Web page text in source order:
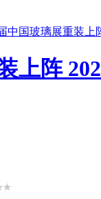
中国玻璃展重装上
上阵